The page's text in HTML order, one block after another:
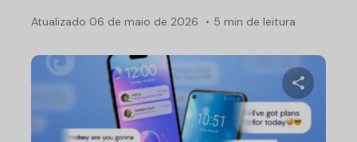
Atualizado 06 de maio de 2026 5 min de leitura